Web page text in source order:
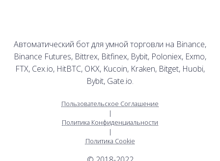
Автоматический бот для умной торговли на Binance,
Binance Futures, Bittrex, Bitfinex, Bybit, Poloniex, Exmo,
FTX, Cex.io, HitBTC, OKX, Kucoin, Kraken, Bitget, Huobi,
Bybit, Gate.io.
Пользовательское Соглашение
|
Политика Конфиденциальности
|
Политика Cookie